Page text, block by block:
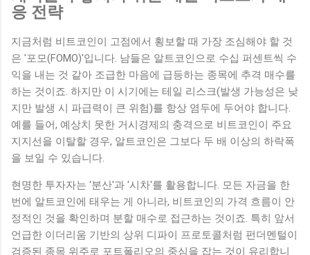
응 전략
지금처럼 비트코인이 고점에서 횡보할 때 가장 조심해야 할 것
은 '포모(FOMO)'입니다. 남들은 알트코인으로 수십 퍼센트씩 수
익을 내는 것 같아 조급한 마음에 급등하는 종목에 추격 매수를
하는 것이죠. 하지만 이 시기에는 테일 리스크(발생 가능성은 낮
지만 발생 시 파급력이 큰 위험)를 항상 염두에 두어야 합니다.
예를 들어, 예상치 못한 거시경제의 충격으로 비트코인이 주요
지지선을 이탈할 경우, 알트코인은 그보다 두 배 이상의 하락폭
을 보일 수 있습니다.
현명한 투자자는 '분산'과 '시차'를 활용합니다. 모든 자금을 한
번에 알트코인에 태우는 게 아니라, 비트코인의 가격 흐름이 안
정적인 것을 확인하며 분할 매수로 접근하는 것이죠. 특히 앞서
언급한 이더리움 기반의 상위 디파이 프로토콜처럼 펀더멘털이
검증된 종목 위주로 포트폴리오의 중심을 잡는 것이 유리합니